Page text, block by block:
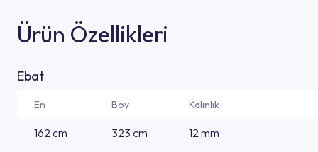
Ürün Özellikleri
Ebat
En Boy Kalınlık
162 cm 323 cm 12 mm